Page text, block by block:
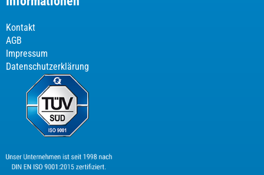
Kontakt
AGB
Impressum
Datenschutzerklärung